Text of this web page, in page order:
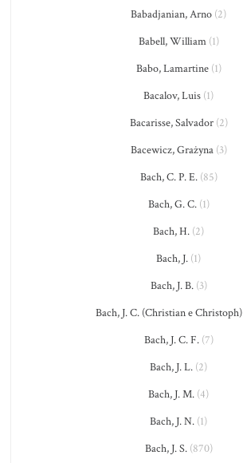
Babadjanian, Arno (2)
Babell, William(1)
Babo, Lamartine(1)
Bacalov, Luis (1)
Bacarisse, Salvador(2)
Bacewicz, Grażyna(3)
Bach, C. P. E.(85)
Bach, G. C.(1)
Bach, H. (2)
Bach, J. (1)
Bach, J. B.(3)
Bach, J. C. (Christian e Christoph)
Bach, J. C. F.(7)
Bach, J. L. (2)
Bach, J. M. (4)
Bach, J. N. (1)
Bach, J. S.(870)